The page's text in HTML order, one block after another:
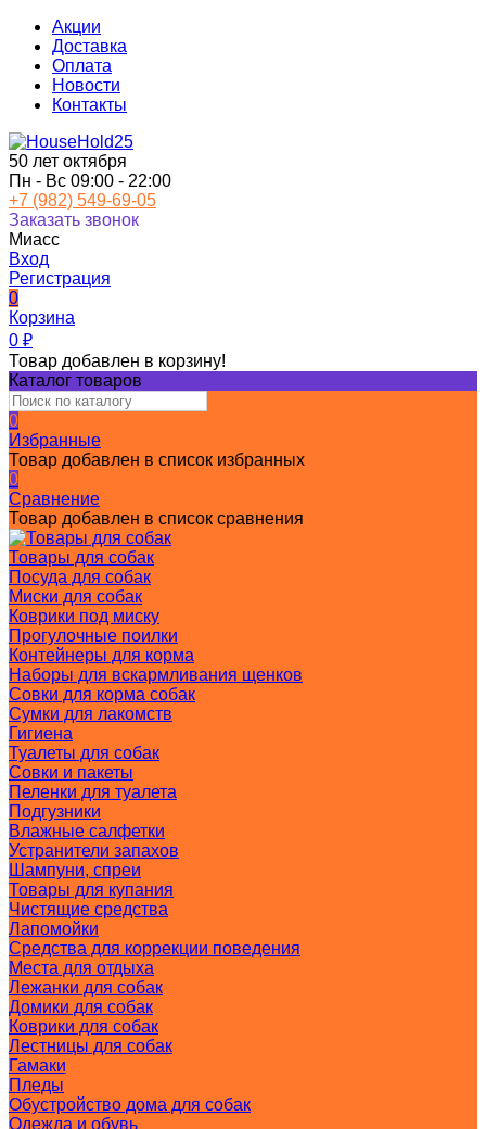
Акции
Доставка
Оплата
Новости
Контакты
50 лет октября
Пн - Вс 09:00 - 22:00
+7 (982) 549-69-05
Заказать звонок
Миасс
Вход
Регистрация
0
Корзина
0 ₽
Товар добавлен в корзину!
Каталог товаров
0
Избранные
Товар добавлен в список избранных
0
Сравнение
Товар добавлен в список сравнения
Товары для собак
Посуда для собак
Миски для собак
Коврики под миску
Прогулочные поилки
Контейнеры для корма
Наборы для вскармливания щенков
Совки для корма собак
Сумки для лакомств
Гигиена
Туалеты для собак
Совки и пакеты
Пеленки для туалета
Подгузники
Влажные салфетки
Устранители запахов
Шампуни, спреи
Товары для купания
Чистящие средства
Лапомойки
Средства для коррекции поведения
Места для отдыха
Лежанки для собак
Домики для собак
Коврики для собак
Лестницы для собак
Гамаки
Пледы
Обустройство дома для собак
Одежда и обувь